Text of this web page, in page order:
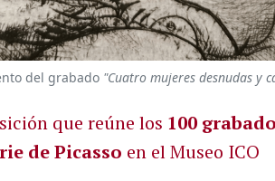
del grabado "Cuatro mujeres desnudas y
que reúne los 100
de Picasso en el Museo ICO